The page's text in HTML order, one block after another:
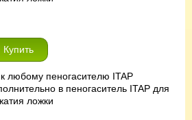
любому пеногасителю ITAP
в пеногаситель ITAP для
ложки